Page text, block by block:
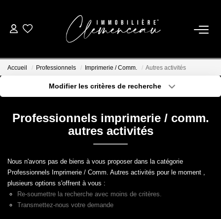
BIENS VENDUS
NOTRE AGENCE
Accueil Professionnels Imprimerie / Comm. Autres activités
Modifier les critères de recherche
Type de bien
Surface min
Créer une alerte
Professionnels imprimerie / comm.
autres activités
Nous n'avons pas de biens à vous proposer dans la catégorie
Professionnels Imprimerie / Comm. Autres activités pour le moment ,
plusieurs options s'offrent à vous :
Re-soumettre la recherche avec moins de critères.
Transmettez-nous votre demande